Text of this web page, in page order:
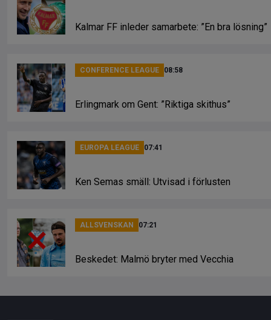
Kalmar FF inleder samarbete: ”En bra lösning”
CONFERENCE LEAGUE 08:58
Erlingmark om Gent: ”Riktiga skithus”
EUROPA LEAGUE 07:41
Ken Semas smäll: Utvisad i förlusten
ALLSVENSKAN 07:21
Beskedet: Malmö bryter med Vecchia